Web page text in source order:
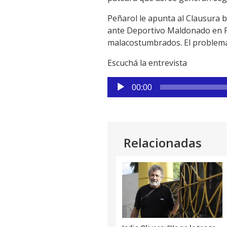
Peñarol le apunta al Clausura
ante Deportivo Maldonado en
malacostumbrados. El
Escuchá la entrevista
Reproductor
de
00:00
Relacionadas